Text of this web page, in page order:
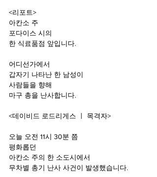
<리포트>
아칸소 주
포다이스 시의
한 식료품점 앞입니다.
어디선가에서
갑자기 나타난 한 남성이
사람들을 향해
마구 총을 난사합니다.
<데이비드 로드리게스 ㅣ 목격자>
오늘 오전 11시 30분 쯤
평화롭던
아칸소 주의 한 소도시에서
무차별 총기 난사 사건이 발생했습니다.